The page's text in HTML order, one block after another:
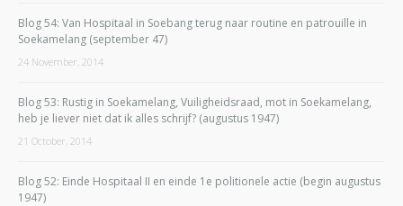
Blog 54: Van Hospitaal in Soebang terug naar routine en patrouille in
Soekamelang (september 47)
24 November, 2014
Blog 53: Rustig in Soekamelang, Vuiligheidsraad, mot in Soekamelang,
heb je liever niet dat ik alles schrijf? (augustus 1947)
21 October, 2014
Blog 52: Einde Hospitaal II en einde 1e politionele actie (begin augustus
1947)